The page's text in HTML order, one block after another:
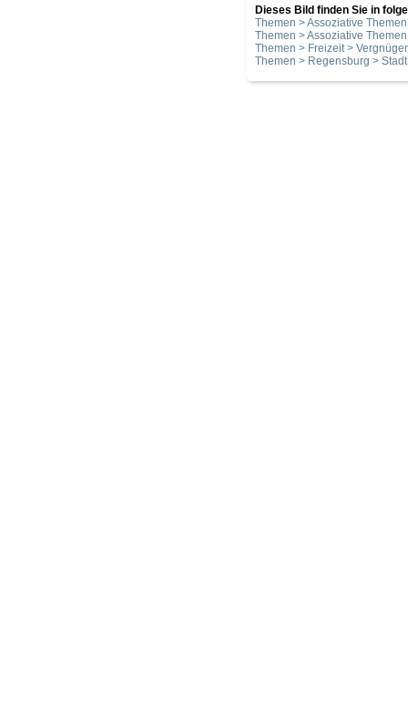
Dieses Bild finden Sie in
Themen > Assoziative
Themen > Assoziative
Themen > Freizeit >
Themen > Regensburg > Stadt